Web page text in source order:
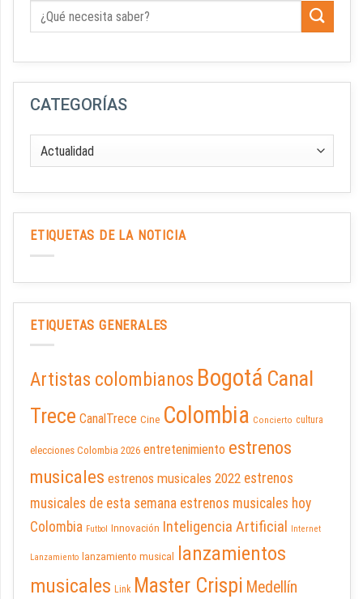
CATEGORÍAS
ETIQUETAS DE LA NOTICIA
ETIQUETAS GENERALES
Artistas colombianos Bogotá Canal
Trece CanalTrece Cine Colombia Concierto cultura
elecciones Colombia 2026 entretenimiento estrenos
musicales estrenos musicales 2022 estrenos
musicales de esta semana estrenos musicales hoy
Colombia Futbol Innovación Inteligencia Artificial Internet
Lanzamiento lanzamiento musical
lanzamientos
musicales Link Master Crispi Medellín